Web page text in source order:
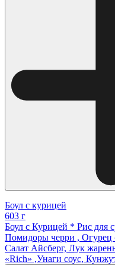
Боул с курицей
603 г
Боул с Курицей * Рис для
Помидоры черри , Огурец
Салат Айсберг, Лук
«Rich» ,Унаги соус,